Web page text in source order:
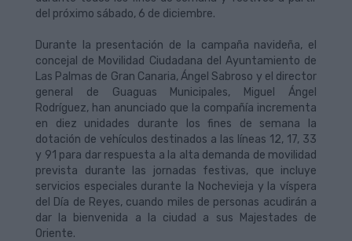
del próximo sábado, 6 de diciembre.
Durante la presentación de la campaña navideña, el
concejal de Movilidad Ciudadana del Ayuntamiento de
Las Palmas de Gran Canaria, Ángel Sabroso y el director
general de Guaguas Municipales, Miguel Ángel
Rodríguez, han anunciado que la compañía incrementa
en diez unidades durante los fines de semana la
dotación de vehículos destinados a las líneas 12, 17, 33
y 91 para dar respuesta a la alta demanda de movilidad
prevista durante las jornadas festivas, que incluye
servicios especiales durante la Nochevieja y la víspera
del Día de Reyes, cuando miles de personas acudirán a
dar la bienvenida a la ciudad a sus Majestades de
Oriente.